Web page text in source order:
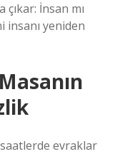
İnsan mı
insanı yeniden
evraklar